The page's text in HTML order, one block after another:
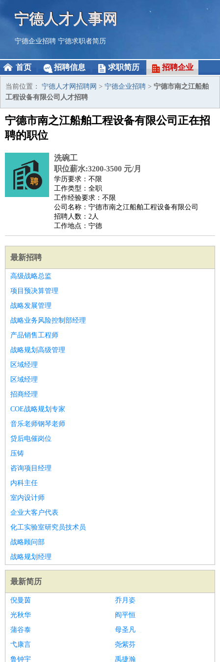
宁德人才人事网
宁德企业招聘 宁德求职者简历
首页 招聘信息 求职简历 招聘企业
当前位置： 宁德人才网招聘网 > 宁德企业招聘 > 宁德市南之江船舶
工程设备有限公司人才招聘
宁德市南之江船舶工程设备有限公司正在招
聘的职位
洗碗工
职位薪水:3200-3500 元/月
学历要求：不限
工作类型：全职
工作经验要求：不限
公司名称：宁德市南之江船舶工程设备有限公司
招聘人数：2人
工作地点：宁德
最新招聘
高级战略总监
项目预决算管理
战略发展管理
战略业务风险控制部经理
产品销售工程师
战略规划高级管理
区域经理
区域经理
招商经理
COE战略规划专家
音乐老师钢琴老师
贷后电催岗位
压铸
咨询项目经理
内科主任
室内设计师
企业大客户代表
化工实验室研究员技术员
战略顾问部
战略规划经理
最新简历
倪曼茵
乔月姿
光秋华
阎平恒
蒲谷泰
母圣凡
弋康言
尧紫芬
鲁钟宇
禹捷瀚